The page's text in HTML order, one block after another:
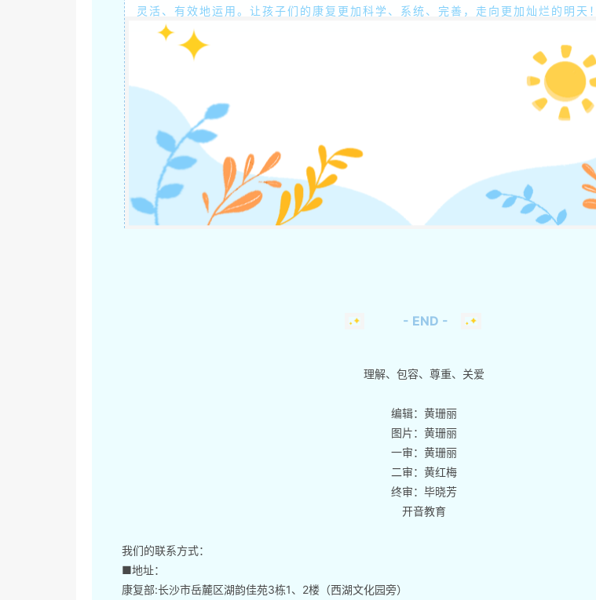
灵活、有效地运用。让孩子们的康复更加科学、系统、完善，走向更加灿烂的明天！
- END -
理解、包容、尊重、关爱
编辑：黄珊丽
图片：黄珊丽
一审：黄珊丽
二审：黄红梅
终审：毕晓芳
开音教育
我们的联系方式：
■地址：
康复部:长沙市岳麓区湖韵佳苑3栋1、2楼（西湖文化园旁）